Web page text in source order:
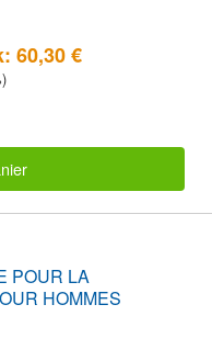
60,30 €
POUR LA
HOMMES